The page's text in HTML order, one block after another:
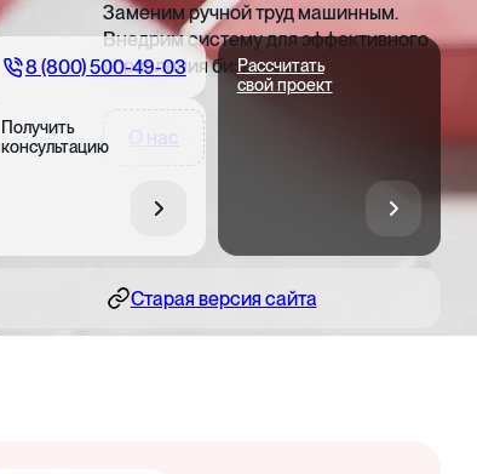
8 (800) 500-49-03
Получить
консультацию
Рассчитать
свой проект
Старая версия сайта
Заменим ручной труд машинным.
Внедрим систему для эффективного
управления бизнесом
О нас